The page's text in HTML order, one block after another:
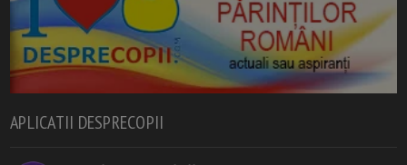
APLICATII DESPRECOPII